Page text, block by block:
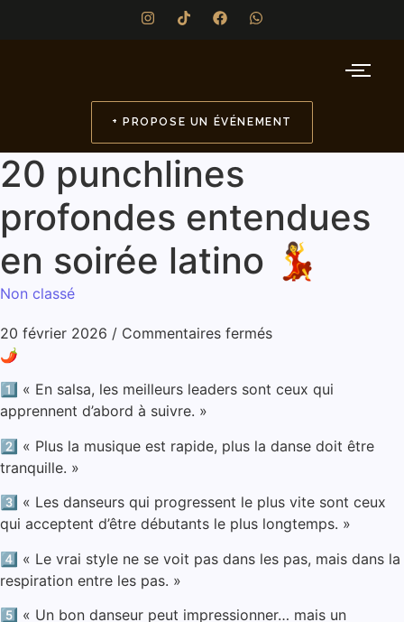
+ PROPOSE UN ÉVÉNEMENT
20 punchlines
profondes entendues
en soirée latino 💃
Non classé
20 février 2026 / Commentaires fermés
🌶️
1️⃣ « En salsa, les meilleurs leaders sont ceux qui
apprennent d’abord à suivre. »
2️⃣ « Plus la musique est rapide, plus la danse doit être
tranquille. »
3️⃣ « Les danseurs qui progressent le plus vite sont ceux
qui acceptent d’être débutants le plus longtemps. »
4️⃣ « Le vrai style ne se voit pas dans les pas, mais dans la
respiration entre les pas. »
5️⃣ « Un bon danseur peut impressionner… mais un